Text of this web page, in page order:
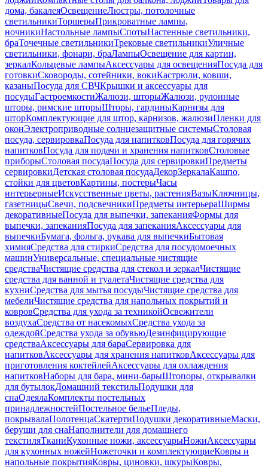
дома, бакалеяОсвещениеЛюстры, потолочные
светильникиТоршерыПрикроватные лампы,
ночникиНастольные лампыСпотыНастенные светильники,
браТочечные светильникиТрековые светильникиУличные
светильники, фонари, браЛампыОсвещение для картин,
зеркалКольцевые лампыАксессуары для освещенияПосуда для
готовкиСковороды, сотейники, вокиКастрюли, ковши,
казаныПосуда для СВЧКрышки и аксессуары для
посудыГастроемкостиЖалюзи, шторыЖалюзи, рулонные
шторы, римские шторыШторы, гардиныКарнизы для
шторКомплектующие для штор, карнизов, жалюзиПленки для
оконЭлектроприводные солнцезащитные системыСтоловая
посуда, сервировкаПосуда для напитковПосуда для горячих
напитковПосуда для подачи и хранения напитковСтоловые
приборыСтоловая посудаПосуда для сервировкиПредметы
сервировкиДетская столовая посудаДекорЗеркалаКашпо,
стойки для цветовКартины, постерыЧасы
интерьерныеИскусственные цветы, растенияВазыКлючницы,
газетницыСвечи, подсвечникиПредметы интерьераШирмы
декоративныеПосуда для выпечки, запеканияФормы для
выпечки, запеканияПосуда для запеканияАксессуары для
выпечкиБумага, фольга, рукава для выпечкиБытовая
химияСредства для стиркиСредства для посудомоечных
машинУниверсальные, специальные чистящие
средстваЧистящие средства для стекол и зеркалЧистящие
средства для ванной и туалетаЧистящие средства для
кухниСредства для мытья посудыЧистящие средства для
мебелиЧистящие средства для напольных покрытий и
ковровСредства для ухода за техникойОсвежители
воздухаСредства от насекомыхСредства ухода за
одеждойСредства ухода за обувьюДезинфицирующие
средстваАксессуары для бараСервировка для
напитковАксессуары для хранения напитковАксессуары для
приготовления коктейлейАксессуары для охлаждения
напитковНаборы для бара, мини-барыШтопоры, открывалки
для бутылокДомашний текстильПодушки для
снаОдеялаКомплекты постельных
принадлежностейПостельное бельеПледы,
покрывалаПолотенцаСкатертиПодушки декоративныеМаски,
беруши для снаНаполнители для домашнего
текстиляТканиКухонные ножи, аксессуарыНожиАксессуары
для кухонных ножейНожеточки и комплектующиеКовры и
напольные покрытияКовры, циновки, шкурыКовры,